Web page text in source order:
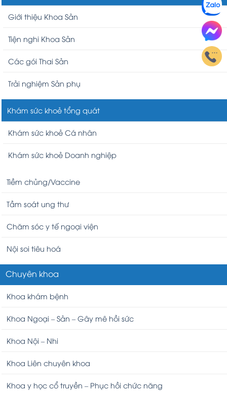
Giới thiệu Khoa Sản
Tiện nghi Khoa Sản
Các gói Thai Sản
Trải nghiệm Sản phụ
Khám sức khoẻ tổng quát
Khám sức khoẻ Cá nhân
Khám sức khoẻ Doanh nghiệp
Tiềm chủng/Vaccine
Tầm soát ung thư
Chăm sóc y tế ngoại viện
Nội soi tiêu hoá
Chuyên khoa
Khoa khám bệnh
Khoa Ngoại – Sản – Gây mê hồi sức
Khoa Nội – Nhi
Khoa Liên chuyên khoa
Khoa y học cổ truyền – Phục hồi chức năng